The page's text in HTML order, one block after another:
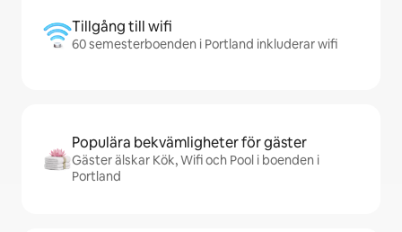
Tillgång till wifi
60 semesterboenden i Portland inkluderar wifi
Populära bekvämligheter för gäster
Gäster älskar Kök, Wifi och Pool i boenden i
Portland